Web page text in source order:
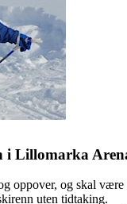
i Lillomarka
oppover, og skal være
uten tidtaking.